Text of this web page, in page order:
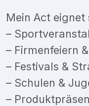
Mein Act
–
– Firmenfeiern
– Festivals &
– Schulen &
–